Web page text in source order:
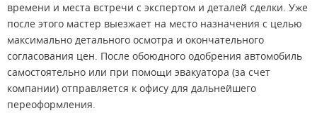
времени и места встречи с экспертом и деталей сделки. Уже
после этого мастер выезжает на место назначения с целью
максимально детального осмотра и окончательного
согласования цен. После обоюдного одобрения автомобиль
самостоятельно или при помощи эвакуатора (за счет
компании) отправляется к офису для дальнейшего
переоформления.